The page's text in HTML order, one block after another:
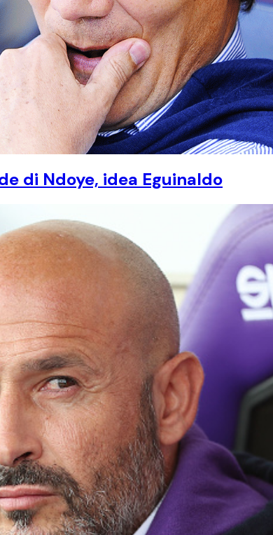
di Ndoye, idea Eguinaldo